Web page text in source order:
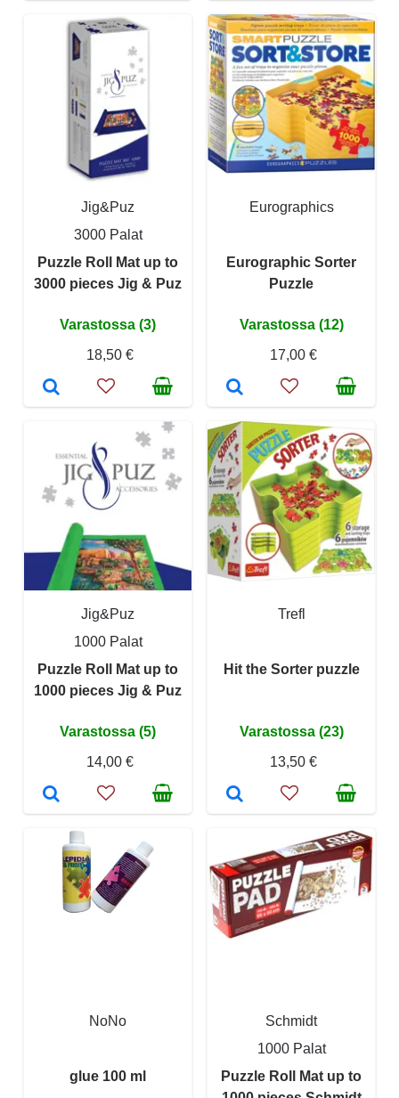
Jig&Puz
3000 Palat
Puzzle Roll Mat up to
3000 pieces Jig & Puz
Varastossa (3)
18,50 €
Eurographics
Eurographic Sorter
Puzzle
Varastossa (12)
17,00 €
Jig&Puz
1000 Palat
Puzzle Roll Mat up to
1000 pieces Jig & Puz
Varastossa (5)
14,00 €
Trefl
Hit the Sorter puzzle
Varastossa (23)
13,50 €
NoNo
glue 100 ml
Schmidt
1000 Palat
Puzzle Roll Mat up to